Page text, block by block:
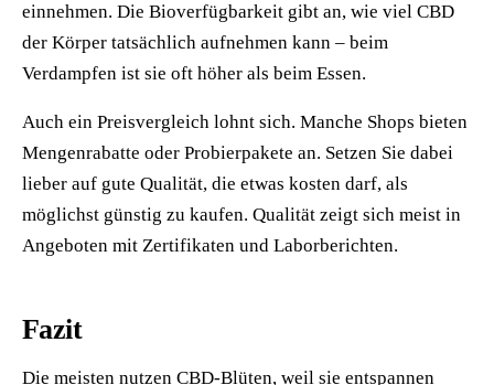
einnehmen. Die Bioverfügbarkeit gibt an, wie viel CBD
der Körper tatsächlich aufnehmen kann – beim
Verdampfen ist sie oft höher als beim Essen.
Auch ein Preisvergleich lohnt sich. Manche Shops bieten
Mengenrabatte oder Probierpakete an. Setzen Sie dabei
lieber auf gute Qualität, die etwas kosten darf, als
möglichst günstig zu kaufen. Qualität zeigt sich meist in
Angeboten mit Zertifikaten und Laborberichten.
Fazit
Die meisten nutzen CBD-Blüten, weil sie entspannen